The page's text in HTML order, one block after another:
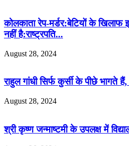
कोलकाता रेप-मर्डर:बेटियों के
नहीं है:राष्ट्रपति...
August 28, 2024
राहुल गांधी सिर्फ कुर्सी के पीछे भागते
August 28, 2024
श्री कृष्ण जन्माष्टमी के उपलक्ष में